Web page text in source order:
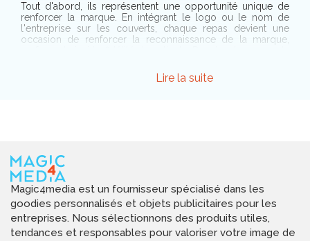
Lire la suite
Tout d'abord, ils représentent une opportunité unique de
renforcer la marque. En intégrant le logo ou le nom de
l'entreprise sur les couverts, chaque repas devient une
occasion de renforcer la reconnaissance de la marque,
corporatifs exclusifs. Ils constituent des présents
mémorables et pratiques qui laissent une impression
de gamme, lors d'un événement spécial ou dans un
établissement d'accueil, les couverts personnalisés élèvent
le niveau de l'expérience culinaire, laissant une impression
inoubliable.
Les critères essentiels à prendre en compte pour choisir
un couvert personnalisé
Magic4media est un fournisseur spécialisé dans les
goodies personnalisés et objets publicitaires pour les
entreprises. Nous sélectionnons des produits utiles,
tendances et responsables pour valoriser votre image de